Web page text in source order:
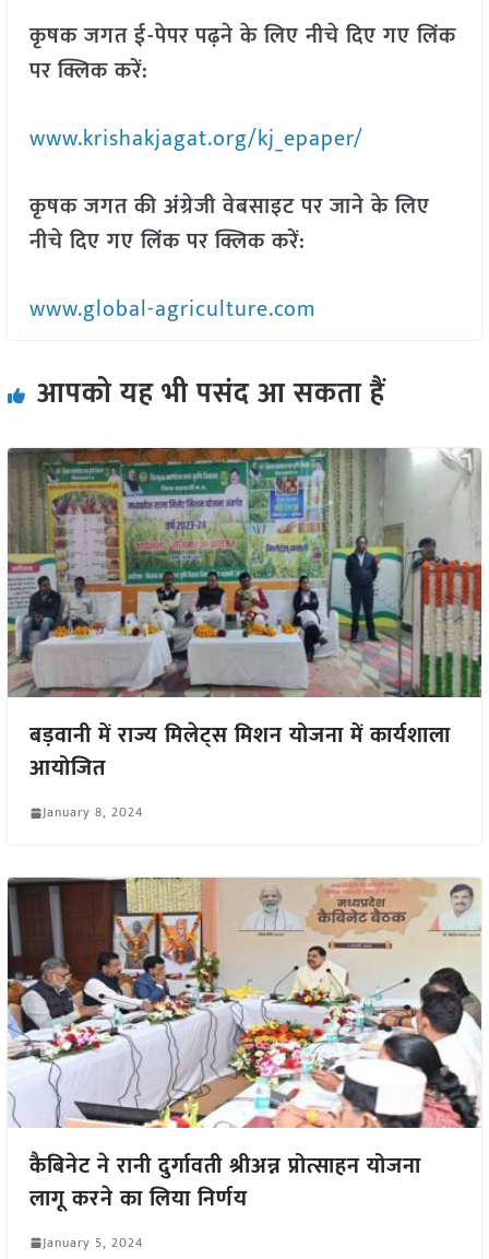
कृषक जगत ई-पेपर पढ़ने के लिए नीचे दिए गए लिंक
पर क्लिक करें:
www.krishakjagat.org/kj_epaper/
कृषक जगत की अंग्रेजी वेबसाइट पर जाने के लिए
नीचे दिए गए लिंक पर क्लिक करें:
www.global-agriculture.com
आपको यह भी पसंद आ सकता हैं
बड़वानी में राज्य मिलेट्स मिशन योजना में कार्यशाला
आयोजित
January 8, 2024
कैबिनेट ने रानी दुर्गावती श्रीअन्न प्रोत्साहन योजना
लागू करने का लिया निर्णय
January 5, 2024